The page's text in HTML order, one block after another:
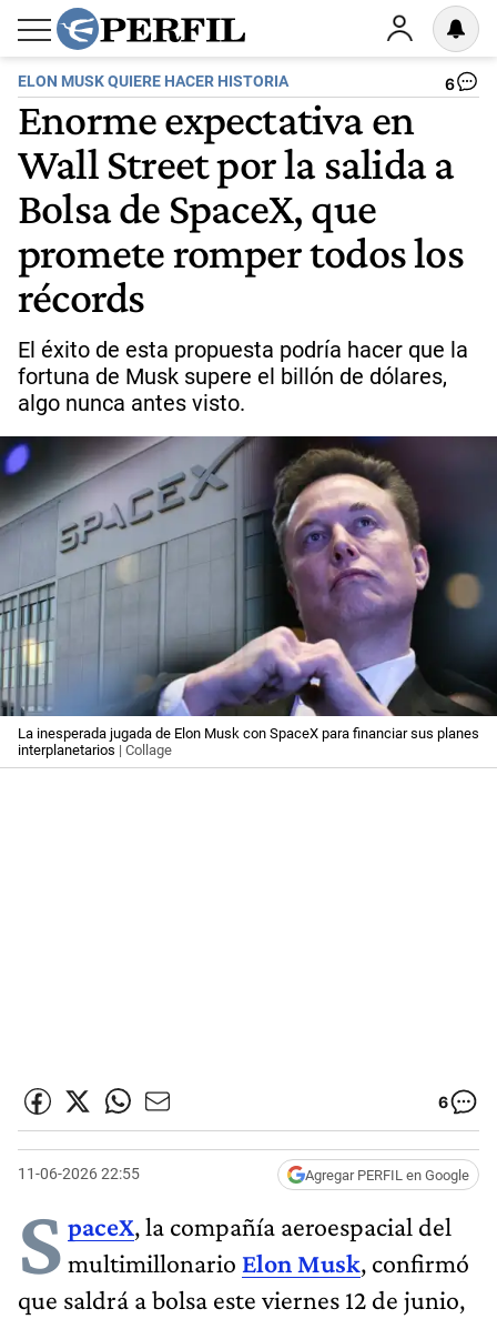
ELON MUSK QUIERE HACER HISTORIA 6
Enorme expectativa en
Wall Street por la salida a
Bolsa de SpaceX, que
promete romper todos los
récords
El éxito de esta propuesta podría hacer que la
fortuna de Musk supere el billón de dólares,
algo nunca antes visto.
La inesperada jugada de Elon Musk con SpaceX para financiar sus planes
interplanetarios | Collage
6
11-06-2026 22:55 Agregar PERFIL en Google
S paceX, la compañía aeroespacial del
multimillonario Elon Musk, confirmó
que saldrá a bolsa este viernes 12 de junio,